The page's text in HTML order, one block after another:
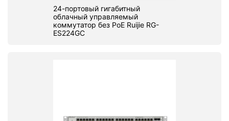
24-портовый гигабитный
облачный управляемый
коммутатор без PoE Ruijie RG-
ES224GC